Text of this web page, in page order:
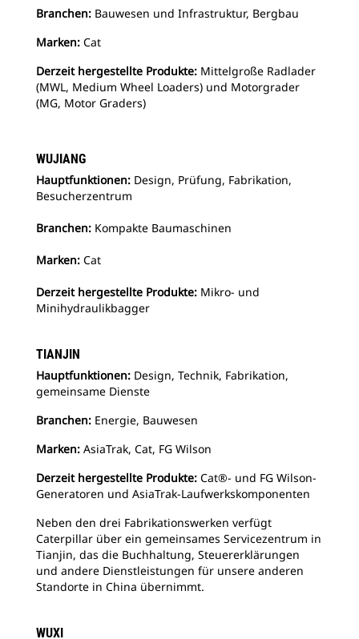
Branchen: Bauwesen und Infrastruktur, Bergbau
Marken: Cat
Derzeit hergestellte Produkte: Mittelgroße Radlader
(MWL, Medium Wheel Loaders) und Motorgrader
(MG, Motor Graders)
WUJIANG
Hauptfunktionen: Design, Prüfung, Fabrikation,
Besucherzentrum
Branchen: Kompakte Baumaschinen
Marken: Cat
Derzeit hergestellte Produkte: Mikro- und
Minihydraulikbagger
TIANJIN
Hauptfunktionen: Design, Technik, Fabrikation,
gemeinsame Dienste
Branchen: Energie, Bauwesen
Marken: AsiaTrak, Cat, FG Wilson
Derzeit hergestellte Produkte: Cat®- und FG Wilson-
Generatoren und AsiaTrak-Laufwerkskomponenten
Neben den drei Fabrikationswerken verfügt
Caterpillar über ein gemeinsames Servicezentrum in
Tianjin, das die Buchhaltung, Steuererklärungen
und andere Dienstleistungen für unsere anderen
Standorte in China übernimmt.
WUXI